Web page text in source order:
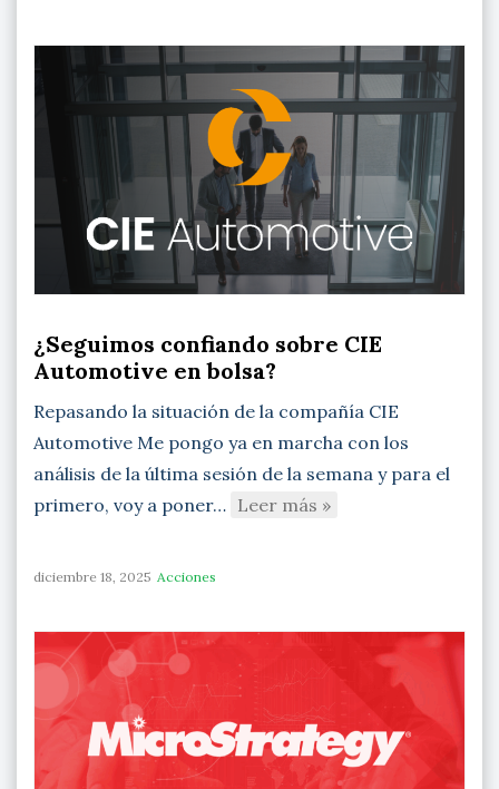
¿Seguimos confiando sobre CIE
Automotive en bolsa?
Repasando la situación de la compañía CIE
Automotive Me pongo ya en marcha con los
análisis de la última sesión de la semana y para el
primero, voy a poner… Leer más »
diciembre 18, 2025 Acciones